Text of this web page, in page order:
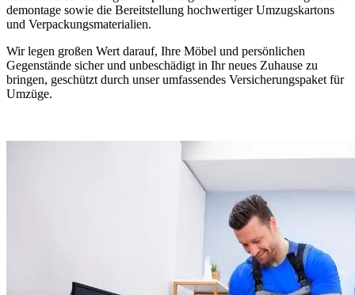
demontage sowie die Bereitstellung hochwertiger Umzugskartons
und Verpackungsmaterialien.
Wir legen großen Wert darauf, Ihre Möbel und persönlichen
Gegenstände sicher und unbeschädigt in Ihr neues Zuhause zu
bringen, geschützt durch unser umfassendes Versicherungspaket für
Umzüge.